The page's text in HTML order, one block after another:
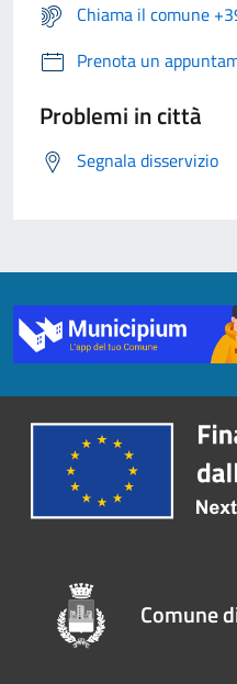
Chiama il comune
Prenota un
Problemi in città
Segnala disservizio
Comune